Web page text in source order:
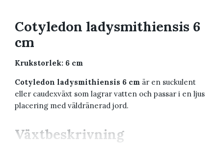
Cotyledon ladysmithiensis 6
cm
Krukstorlek: 6 cm
Cotyledon ladysmithiensis 6 cm är en suckulent
eller caudexväxt som lagrar vatten och passar i en ljus
placering med väldränerad jord.
Växtbeskrivning